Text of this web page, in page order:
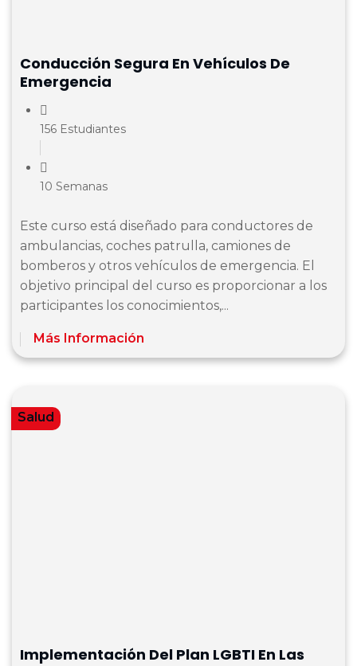
Conducción Segura En Vehículos De
Emergencia
156 Estudiantes
10 Semanas
Este curso está diseñado para conductores de
ambulancias, coches patrulla, camiones de
bomberos y otros vehículos de emergencia. El
objetivo principal del curso es proporcionar a los
participantes los conocimientos,...
Más Información
Salud
Implementación Del Plan LGBTI En Las